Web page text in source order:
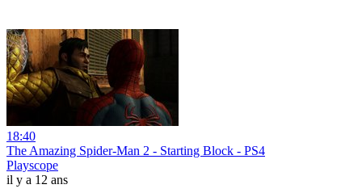
18:40
The Amazing Spider-Man 2 - Starting Block - PS4
Playscope
il y a 12 ans